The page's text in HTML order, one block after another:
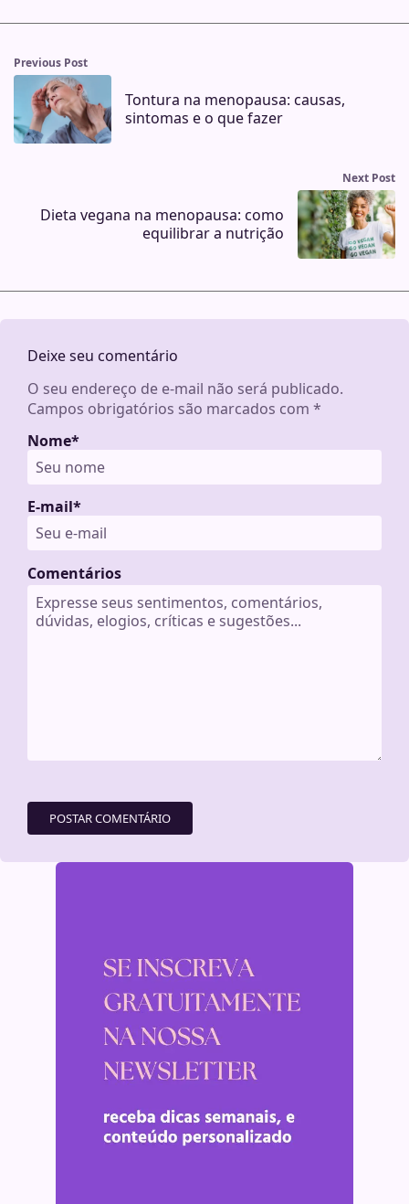
Previous Post
Tontura na menopausa: causas,
sintomas e o que fazer
Next Post
Dieta vegana na menopausa: como
equilibrar a nutrição
Deixe seu comentário
O seu endereço de e-mail não será publicado.
Campos obrigatórios são marcados com *
Comentários
Nome*
E-mail*